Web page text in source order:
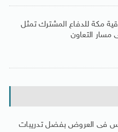
مكة للدفاع المشترك تمثل
التعاون
فى العروض بفضل تدريبات